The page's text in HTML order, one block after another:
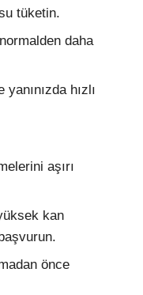
tüketin.
daha
hızlı
aşırı
kan
önce